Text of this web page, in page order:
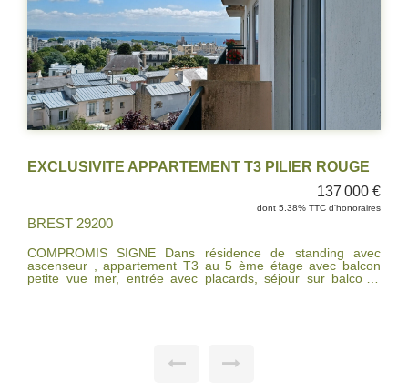
EXCLUSIVITE APPARTEMENT T3 PILIER ROUGE
137 000 €
dont 5.38% TTC d'honoraires
BREST 29200
COMPROMIS SIGNE Dans résidence de standing avec
ascenseur , appartement T3 au 5 ème étage avec balcon
petite vue mer, entrée avec placards, séjour sur balcon ,